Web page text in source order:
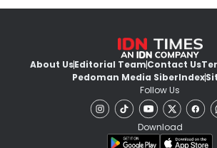
About UsEditorial TeamContact Us
Pedoman Media SiberIndex
Follow Us
Download